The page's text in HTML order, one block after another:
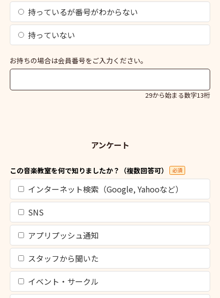
持っているが番号がわからない
持っていない
お持ちの場合は会員番号をご入力ください。
29から始まる数字13桁
アンケート
この音楽教室を何で知りましたか？（複数回答可） 必須
インターネット検索（Google, Yahooなど）
SNS
アプリプッシュ通知
スタッフから聞いた
イベント・サークル